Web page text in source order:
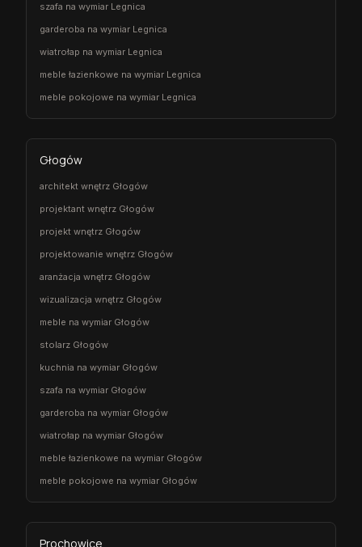
szafa na wymiar Legnica
garderoba na wymiar Legnica
wiatrołap na wymiar Legnica
meble łazienkowe na wymiar Legnica
meble pokojowe na wymiar Legnica
Głogów
architekt wnętrz Głogów
projektant wnętrz Głogów
projekt wnętrz Głogów
projektowanie wnętrz Głogów
aranżacja wnętrz Głogów
wizualizacja wnętrz Głogów
meble na wymiar Głogów
stolarz Głogów
kuchnia na wymiar Głogów
szafa na wymiar Głogów
garderoba na wymiar Głogów
wiatrołap na wymiar Głogów
meble łazienkowe na wymiar Głogów
meble pokojowe na wymiar Głogów
Prochowice